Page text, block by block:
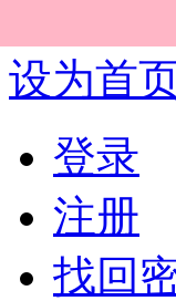
设为首
登录
注册
找回